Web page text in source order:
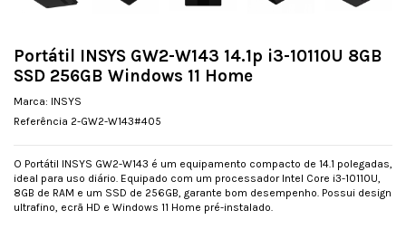
Portátil INSYS GW2-W143 14.1p i3-10110U 8GB
SSD 256GB Windows 11 Home
Marca: INSYS
Referência 2-GW2-W143#405
O Portátil INSYS GW2-W143 é um equipamento compacto de 14.1 polegadas,
ideal para uso diário. Equipado com um processador Intel Core i3-10110U,
8GB de RAM e um SSD de 256GB, garante bom desempenho. Possui design
ultrafino, ecrã HD e Windows 11 Home pré-instalado.